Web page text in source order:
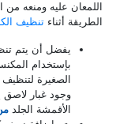
عليه ومنعه من الخدش
أثناء تنظيف الكنبالجلد
يفضل أن يتم تنظيف الكنب
بإستخدام المكنسة
الصغيرة لتنظيف أركان
وجود غبار لاصق يصعب
الأقمشة الجلدمن هنا.